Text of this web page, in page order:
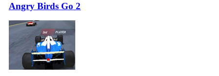
Angry Birds Go 2